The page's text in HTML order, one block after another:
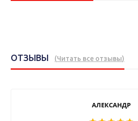
ОТЗЫВЫ (Читать все отзывы)
АЛЕКСАНДР